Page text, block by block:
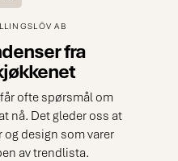
AB
fra
ofte spørsmål om
nå. Det gleder oss at
design som varer
av trendlista.